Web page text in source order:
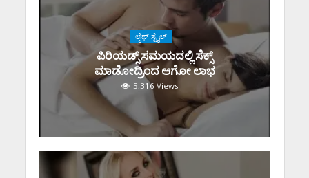
ಲೈಫ್ ಸ್ಟೈಲ್
ಪಿರಿಯಡ್ಸ್‌ ಸಮಯದಲ್ಲಿ ಸೆಕ್ಸ್‌
ಮಾಡೋದ್ರಿಂದ ಆಗೋ ಲಾಭ
5,316 Views